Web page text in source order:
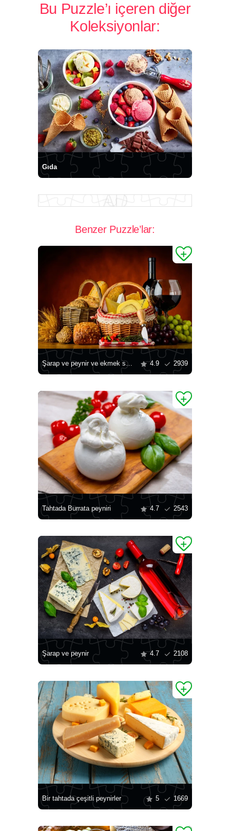
Bu Puzzle’ı içeren diğer
Koleksiyonlar:
Gıda
Benzer Puzzle’lar:
Şarap ve peynir ve ekmek sepetleri 4.9 2939
Tahtada Burrata peyniri 4.7 2543
Şarap ve peynir 4.7 2108
Bir tahtada çeşitli peynirler 5 1669